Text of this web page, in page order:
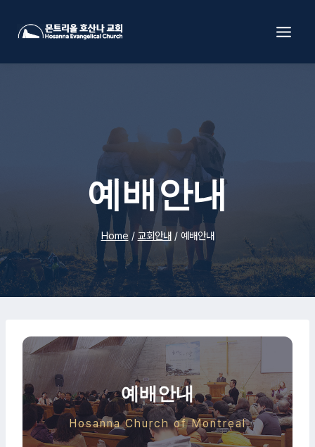
예배안내
Home / 교회안내 / 예배안내
예배안내
Hosanna Church of Montreal